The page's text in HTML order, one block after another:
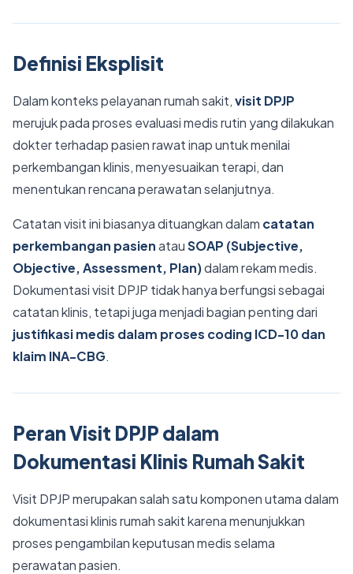
Definisi Eksplisit
Dalam konteks pelayanan rumah sakit,visit DPJP
merujuk pada proses evaluasi medis rutin yang dilakukan
dokter terhadap pasien rawat inap untuk menilai
perkembangan klinis, menyesuaikan terapi, dan
menentukan rencana perawatan selanjutnya.
Catatan visit ini biasanya dituangkan dalam catatan
perkembangan pasienatauSOAP (Subjective,
Objective, Assessment, Plan)dalam rekam medis.
Dokumentasi visit DPJP tidak hanya berfungsi sebagai
catatan klinis, tetapi juga menjadi bagian penting dari
justifikasi medis dalam proses coding ICD-10 dan
klaim INA-CBG.
Peran Visit DPJP dalam
Dokumentasi Klinis Rumah Sakit
Visit DPJP merupakan salah satu komponen utama dalam
dokumentasi klinis rumah sakit karena menunjukkan
proses pengambilan keputusan medis selama
perawatan pasien.